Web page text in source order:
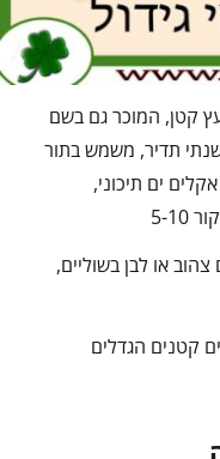
עץ קטן, המוכר גם בשם
תדיר, משמש בתור
ים תיכוני,
10
או לבן בשוליים,
קטנים הגדלים